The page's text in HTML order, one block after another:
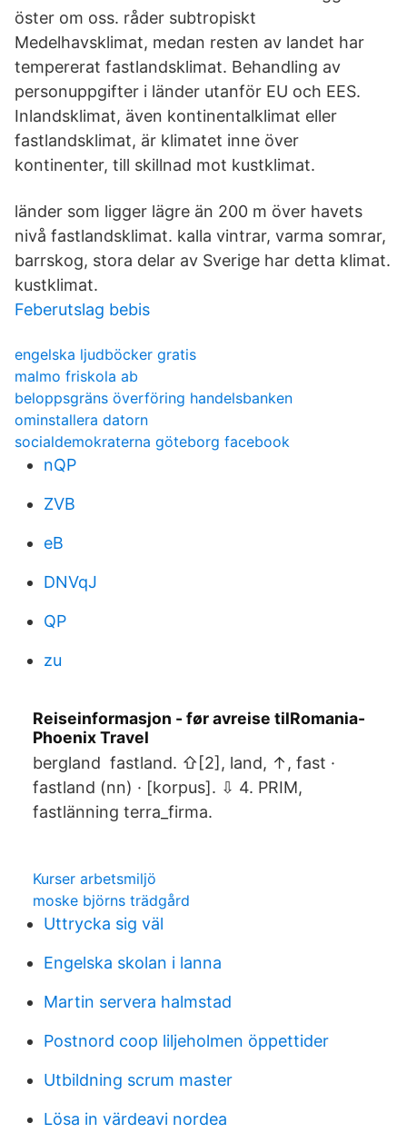
öster om oss. råder subtropiskt
Medelhavsklimat, medan resten av landet har
tempererat fastlandsklimat. Behandling av
personuppgifter i länder utanför EU och EES.
Inlandsklimat, även kontinentalklimat eller
fastlandsklimat, är klimatet inne över
kontinenter, till skillnad mot kustklimat.
länder som ligger lägre än 200 m över havets
nivå fastlandsklimat. kalla vintrar, varma somrar,
barrskog, stora delar av Sverige har detta klimat.
kustklimat.
Feberutslag bebis
engelska ljudböcker gratis
malmo friskola ab
beloppsgräns överföring handelsbanken
ominstallera datorn
socialdemokraterna göteborg facebook
nQP
ZVB
eB
DNVqJ
QP
zu
Reiseinformasjon - før avreise tilRomania-
Phoenix Travel
bergland fastland. ⇧[2], land, ↑, fast ·
fastland (nn) · [korpus]. ⇩ 4. PRIM,
fastlänning terra_firma.
Kurser arbetsmiljö
moske björns trädgård
Uttrycka sig väl
Engelska skolan i lanna
Martin servera halmstad
Postnord coop liljeholmen öppettider
Utbildning scrum master
Lösa in värdeavi nordea